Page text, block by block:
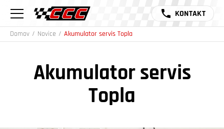
KONTAKT
Domov / Novice / Akumulator servis Topla
Akumulator servis
Topla